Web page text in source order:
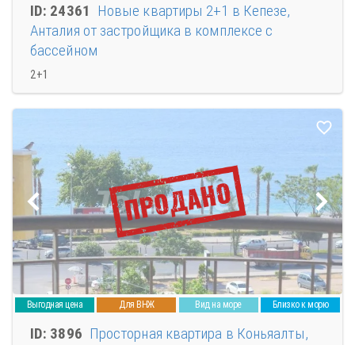
ID: 24361
Новые квартиры 2+1 в Кепезе,
Анталия от застройщика в комплексе с
бассейном
2+1
Выгодная цена Для ВНЖ Вид на море Близко к морю
ID: 3896 Просторная квартира в Коньяалты,